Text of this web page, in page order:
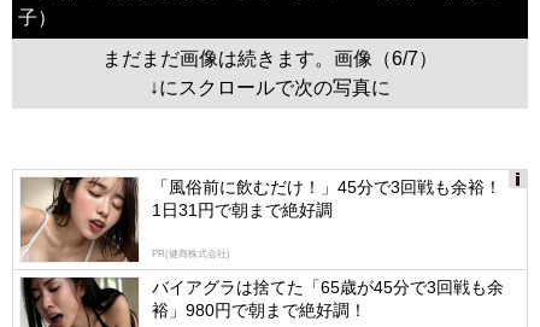
子）
まだまだ画像は続きます。画像（6/7）
↓にスクロールで次の写真に
「風俗前に飲むだけ！」45分で3回戦も余裕！
1日31円で朝まで絶好調
PR(健商株式会社)
バイアグラは捨てた「65歳が45分で3回戦も余
裕」980円で朝まで絶好調！